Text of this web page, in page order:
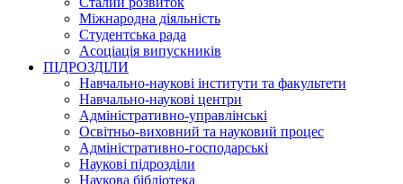
Міжнародна діяльність
Студентська рада
Асоціація випускників
ПІДРОЗДІЛИ
Навчально-наукові інститути та факультети
Навчально-наукові центри
Адміністративно-управлінські
Освітньо-виховний та науковий процес
Адміністративно-господарські
Наукові підрозділи
Наукова бібліотека